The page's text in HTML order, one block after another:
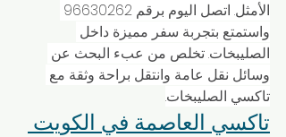
واستمتع بتجربة سفر مميزة داخل
الصليبخات. تخلص من عبء البحث عن
وسائل نقل عامة وانتقل براحة وثقة مع
تاكسي الصليبخات.
تاكسي العاصمة في الكويت